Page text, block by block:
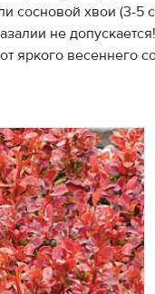
сосновой хвои (3-5
не
яркого весеннего